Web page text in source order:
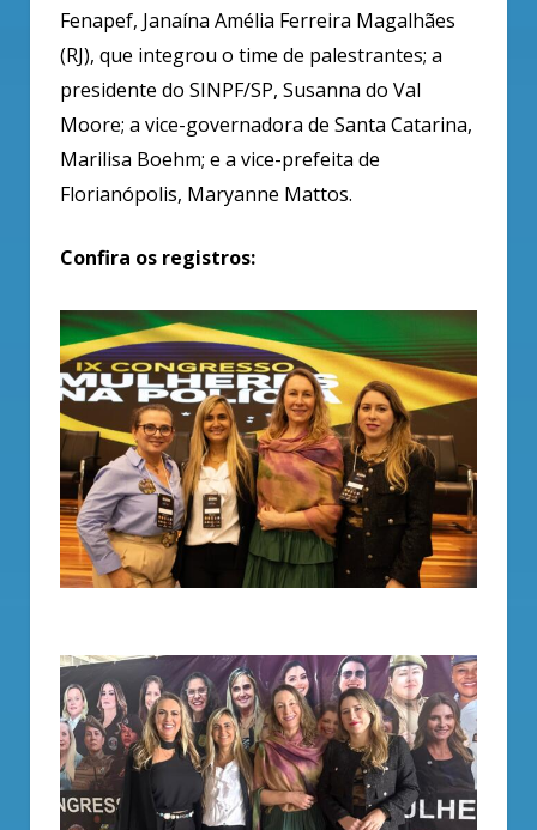
Fenapef, Janaína Amélia Ferreira Magalhães
(RJ), que integrou o time de palestrantes; a
presidente do SINPF/SP, Susanna do Val
Moore; a vice-governadora de Santa Catarina,
Marilisa Boehm; e a vice-prefeita de
Florianópolis, Maryanne Mattos.
Confira os registros: